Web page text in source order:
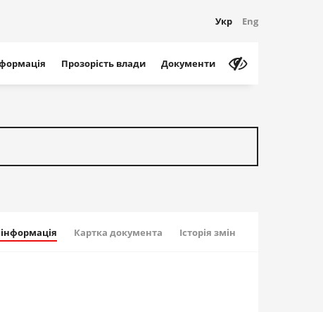
Укр Eng
Прозорість влади Документи
Картка документа Історія змін